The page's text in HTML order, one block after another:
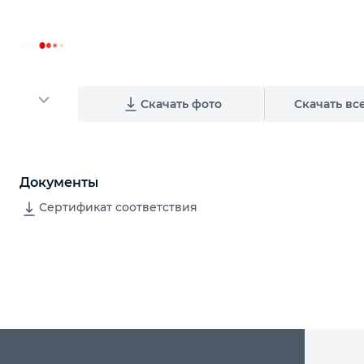
Скачать фото Скачать
Документы
Сертификат соответствия